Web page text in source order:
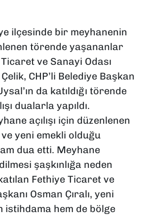
ilçesinde bir meyhanenin
törende yaşananlar
ve Sanayi Odası
CHP’li Belediye Başkan
da katıldığı törende
dualarla yapıldı.
açılışı için düzenlenen
yeni emekli olduğu
dua etti. Meyhane
şaşkınlığa neden
Fethiye Ticaret ve
Osman Çıralı, yeni
istihdama hem de bölge